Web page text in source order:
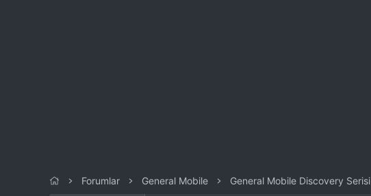
Forumlar General Mobile General Mobile Discovery Serisi